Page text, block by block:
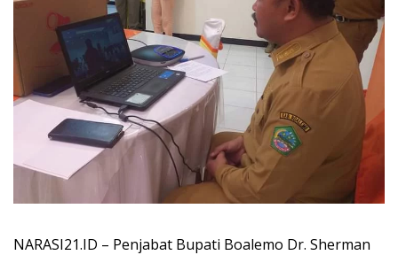
NARASI21.ID – Penjabat Bupati Boalemo Dr. Sherman